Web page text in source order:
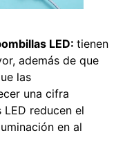
LED: tienen
además de que
las
una cifra
reducen el
en al